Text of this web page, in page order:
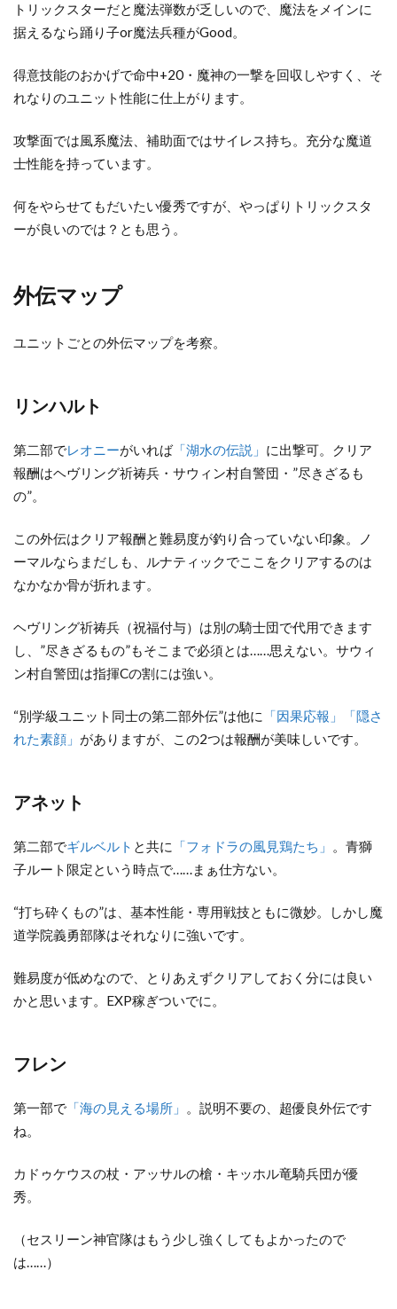
トリックスターだと魔法弾数が乏しいので、魔法をメインに
据えるなら踊り子or魔法兵種がGood。
得意技能のおかげで命中+20・魔神の一撃を回収しやすく、そ
れなりのユニット性能に仕上がります。
攻撃面では風系魔法、補助面ではサイレス持ち。充分な魔道
士性能を持っています。
何をやらせてもだいたい優秀ですが、やっぱりトリックスタ
ーが良いのでは？とも思う。
外伝マップ
ユニットごとの外伝マップを考察。
リンハルト
第二部でレオニーがいれば「湖水の伝説」 に出撃可。クリア
報酬はヘヴリング祈祷兵・サウィン村自警団・”尽きざるも
の”。
この外伝はクリア報酬と難易度が釣り合っていない印象。ノ
ーマルならまだしも、ルナティックでここをクリアするのは
なかなか骨が折れます。
ヘヴリング祈祷兵（祝福付与）は別の騎士団で代用できます
し、”尽きざるもの”もそこまで必須とは……思えない。サウィ
ン村自警団は指揮Cの割には強い。
“別学級ユニット同士の第二部外伝”は他に 「因果応報」
「隠さ
れた素顔」 がありますが、この2つは報酬が美味しいです。
アネット
第二部でギルベルト と共に 「フォドラの風見鶏たち」
。青獅
子ルート限定という時点で……まぁ仕方ない。
“打ち砕くもの”は、基本性能・専用戦技ともに微妙。しかし魔
道学院義勇部隊はそれなりに強いです。
難易度が低めなので、とりあえずクリアしておく分には良い
かと思います。EXP稼ぎついでに。
フレン
第一部で 「海の見える場所」
。説明不要の、超優良外伝です
ね。
カドゥケウスの杖・アッサルの槍・キッホル竜騎兵団が優
秀。
（セスリーン神官隊はもう少し強くしてもよかったので
は……）